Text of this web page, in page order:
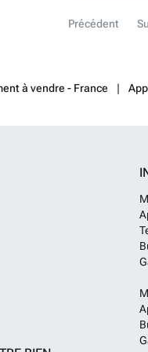
Géorisques :
Chambre 16
voutée semi-
sur le site
Précédent
à vendre - France